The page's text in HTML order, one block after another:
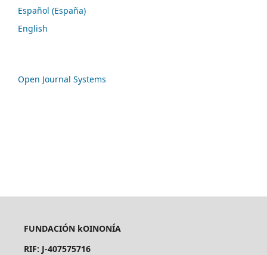
Español (España)
English
Open Journal Systems
FUNDACIÓN kOINONÍA
RIF: J-407575716